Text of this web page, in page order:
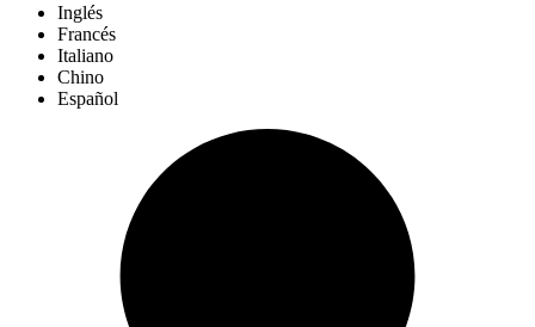
Inglés
Francés
Italiano
Chino
Español